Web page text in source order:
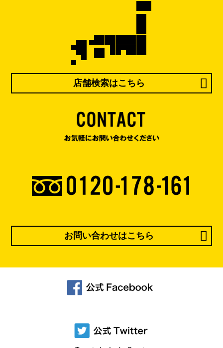
店舗検索はこちら
お問い合わせはこちら